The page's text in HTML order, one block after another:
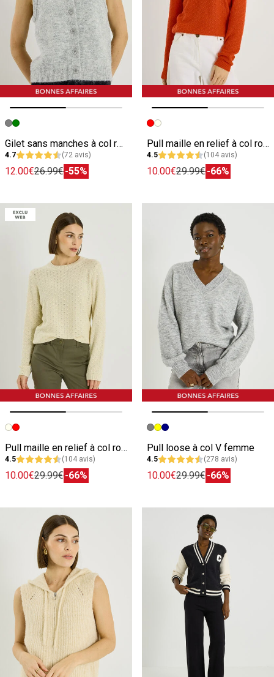
Image précédente
Image suivante
Gilet sans manches à col rond femme
4.7 (72 avis)
12.00€26.99€-55%
Image précédente
Image suivante
Pull maille en relief à col rond femme
4.5 (104 avis)
10.00€29.99€-66%
Image précédente
Image suivante
Pull maille en relief à col rond femme
4.5 (104 avis)
10.00€29.99€-66%
Image précédente
Image suivante
Pull loose à col V femme
4.5 (278 avis)
10.00€29.99€-66%